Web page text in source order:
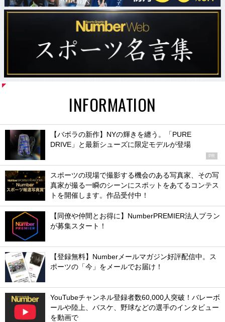
INFORMATION
【バボラの新作】NYの輝きを纏う。「PURE
DRIVE」と最新シューズに限定モデルが登場
PR
スポーツの現場で撮影する機会のある写真家、その写
真家が撮る一瞬のシーンにスポットをあてるコンテス
トを開催します。作品受付中！
【同僚や仲間とお得に】NumberPREMIER法人プラン
が募集スタート！
【登録無料】Numberメールマガジン好評配信中。ス
ポーツの「今」をメールでお届け！
YouTubeチャンネル登録者数60,000人突破！バレーボ
ールや陸上、バスケ、野球などの選手のインタビュー
を動画で